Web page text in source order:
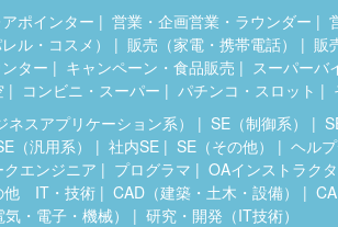
ポインター 営業・企画営業・ラウンダー
ル・コスメ）
販売（家電・携帯電話）
販
ター
キャンペーン・食品販売
スーパーバ
コンビニ・スーパー パチンコ・スロット
ネスアプリケーション系） SE（制御系）
（汎用系） 社内SE SE（その他）
ヘル
エンジニア プログラマ
OAインストラク
他 IT・技術 CAD（建築・土木・設備）
・電子・機械） 研究・開発（IT技術）